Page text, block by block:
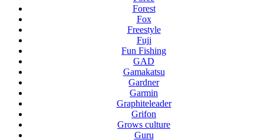
Forest
Fox
Freestyle
Fuji
Fun Fishing
GAD
Gamakatsu
Gardner
Garmin
Graphiteleader
Grifon
Grows culture
Guru